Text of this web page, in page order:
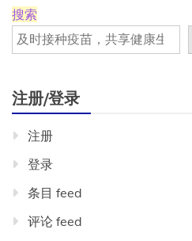
搜索
注册/登录
注册
登录
条目 feed
评论 feed